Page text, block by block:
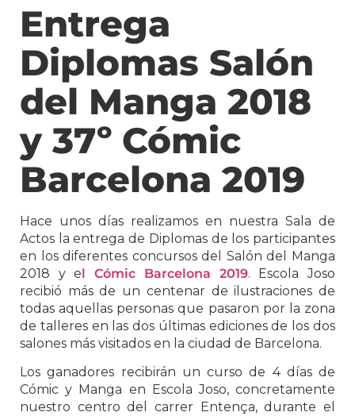
Entrega
Diplomas Salón
del Manga 2018
y 37º Cómic
Barcelona 2019
Hace unos días realizamos en nuestra Sala de
Actos la entrega de Diplomas de los participantes
en los diferentes concursos del Salón del Manga
2018 y el Cómic Barcelona 2019. Escola Joso
recibió más de un centenar de ilustraciones de
todas aquellas personas que pasaron por la zona
de talleres en las dos últimas ediciones de los dos
salones más visitados en la ciudad de Barcelona.
Los ganadores recibirán un curso de 4 días de
Cómic y Manga en Escola Joso, concretamente
nuestro centro del carrer Entença, durante el